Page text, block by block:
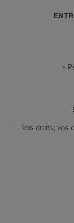
Vos droits, vos